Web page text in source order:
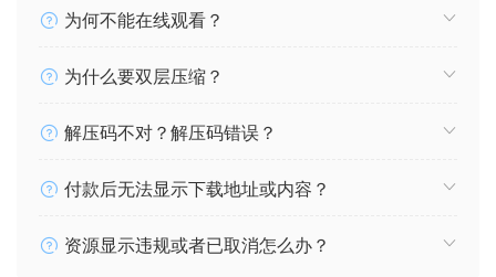
为何不能在线观看？
为什么要双层压缩？
解压码不对？解压码错误？
付款后无法显示下载地址或内容？
资源显示违规或者已取消怎么办？